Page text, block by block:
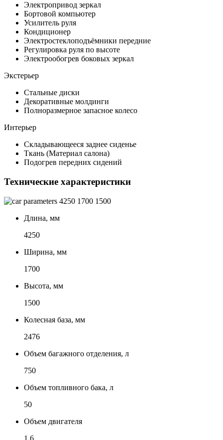
Электропривод зеркал
Бортовой компьютер
Усилитель руля
Кондиционер
Электростеклоподъёмники передние
Регулировка руля по высоте
Электрообогрев боковых зеркал
Экстерьер
Стальные диски
Декоративные молдинги
Полноразмерное запасное колесо
Интерьер
Складывающееся заднее сиденье
Ткань (Материал салона)
Подогрев передних сидений
Технические характеристики
4250 1700 1500
Длина, мм
4250
Ширина, мм
1700
Высота, мм
1500
Колесная база, мм
2476
Объем багажного отделения, л
750
Объем топливного бака, л
50
Объем двигателя
1.6